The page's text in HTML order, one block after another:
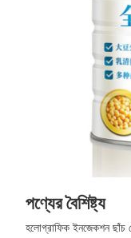
পণ্যের বৈশিষ্ট্য
হলোগ্রাফিক ইনজেকশন ছাঁচ